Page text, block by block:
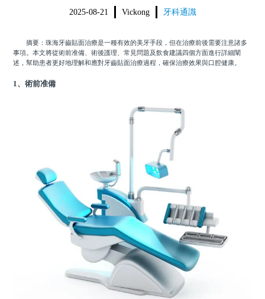
美學收費
箍牙收費
2025-08-21 Vickong 牙科通識
摘要：珠海牙齒貼面治療是一種有效的美牙手段，但在治療前後需要注意諸多
事項。本文將從術前准備、術後護理、常見問題及飲食建議四個方面進行詳細闡
述，幫助患者更好地理解和應對牙齒貼面治療過程，確保治療效果與口腔健康。
1、術前准備